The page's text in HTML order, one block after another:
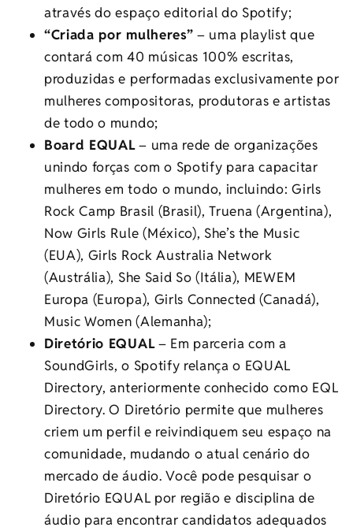
através do espaço editorial do Spotify;
“Criada por mulheres” – uma playlist que
contará com 40 músicas 100% escritas,
produzidas e performadas exclusivamente por
mulheres compositoras, produtoras e artistas
de todo o mundo;
Board EQUAL– uma rede de organizações
unindo forças com o Spotify para capacitar
mulheres em todo o mundo, incluindo: Girls
Rock Camp Brasil (Brasil), Truena (Argentina),
Now Girls Rule (México), She’s the Music
(EUA), Girls Rock Australia Network
(Austrália), She Said So (Itália), MEWEM
Europa (Europa), Girls Connected (Canadá),
Music Women (Alemanha);
Diretório EQUAL– Em parceria com a
SoundGirls, o Spotify relança o EQUAL
Directory, anteriormente conhecido como EQL
Directory. O Diretório permite que mulheres
criem um perfil e reivindiquem seu espaço na
comunidade, mudando o atual cenário do
mercado de áudio. Você pode pesquisar o
Diretório EQUAL por região e disciplina de
áudio para encontrar candidatos adequados